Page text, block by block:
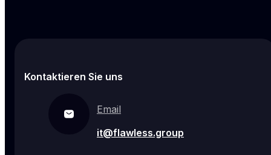
Kontaktieren Sie uns
Email
it@flawless.group